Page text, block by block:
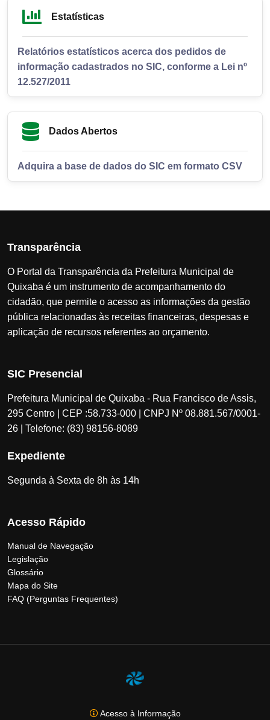
Estatísticas
Relatórios estatísticos acerca dos pedidos de
informação cadastrados no SIC, conforme a Lei nº
12.527/2011
Dados Abertos
Adquira a base de dados do SIC em formato CSV
Transparência
O Portal da Transparência da Prefeitura Municipal de
Quixaba é um instrumento de acompanhamento do
cidadão, que permite o acesso as informações da gestão
pública relacionadas às receitas financeiras, despesas e
aplicação de recursos referentes ao orçamento.
SIC Presencial
Prefeitura Municipal de Quixaba - Rua Francisco de Assis,
295 Centro | CEP :58.733-000 | CNPJ Nº 08.881.567/0001-
26 | Telefone: (83) 98156-8089
Expediente
Segunda à Sexta de 8h às 14h
Acesso Rápido
Manual de Navegação
Legislação
Glossário
Mapa do Site
FAQ (Perguntas Frequentes)
Acesso à Informação